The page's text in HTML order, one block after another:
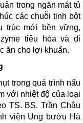
trong ngăn mát tủ
các chuỗi tinh bột
trúc mới bền vững,
tiêu hóa và di
ăn cho lợi khuẩn.
trong quá trình nấu
với nhiệt độ của loại
TS. BS. Trần Châu
viện Ung bướu Hà